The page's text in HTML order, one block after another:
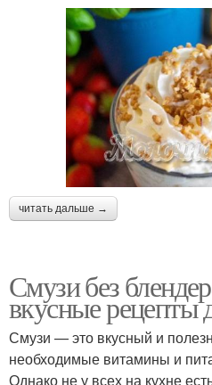
читать дальше →
Смузи без
вкусные рецепты
Смузи — это вкусный и
необходимые витамины и
Однако не у всех на кухне